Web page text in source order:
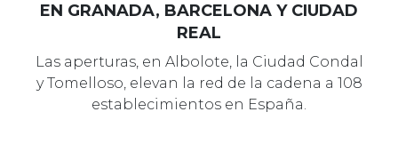
EN GRANADA, BARCELONA Y CIUDAD
REAL
Las aperturas, en Albolote, la Ciudad Condal
y Tomelloso, elevan la red de la cadena a 108
establecimientos en España.